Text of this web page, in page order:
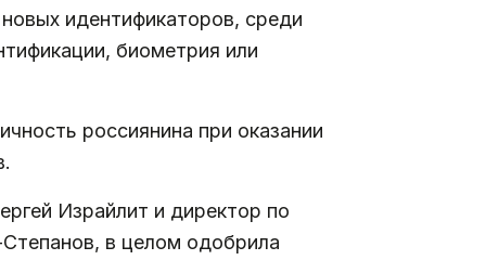
идентификаторов, среди
биометрия или
россиянина при оказании
Израйлит и директор по
в целом одобрила